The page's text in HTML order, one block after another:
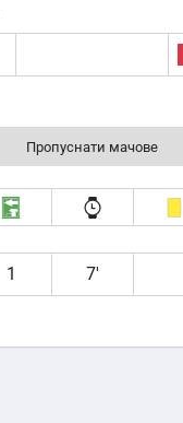
Пропуснати мачове
1 7′